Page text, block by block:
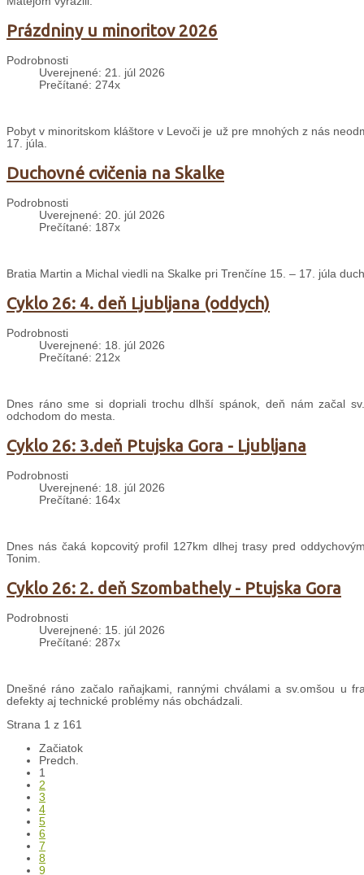
Prázdniny u minoritov 2026
Podrobnosti
Uverejnené: 21. júl 2026
Prečítané: 274x
Pobyt v minoritskom kláštore v Levoči je už pre mnohých z nás
17. júla.
Duchovné cvičenia na Skalke
Podrobnosti
Uverejnené: 20. júl 2026
Prečítané: 187x
Bratia Martin a Michal viedli na Skalke pri Trenčíne 15. – 17. júla
Cyklo 26: 4. deň Ljubljana (oddych)
Podrobnosti
Uverejnené: 18. júl 2026
Prečítané: 212x
Dnes ráno sme si dopriali trochu dlhší spánok, deň nám začal
odchodom do mesta.
Cyklo 26: 3.deň Ptujska Gora - Ljubljana
Podrobnosti
Uverejnené: 18. júl 2026
Prečítané: 164x
Dnes nás čaká kopcovitý profil 127km dlhej trasy pred
Tonim.
Cyklo 26: 2. deň Szombathely - Ptujska Gora
Podrobnosti
Uverejnené: 15. júl 2026
Prečítané: 287x
Dnešné ráno začalo raňajkami, rannými chválami a sv.omšou u
defekty aj technické problémy nás obchádzali.
Strana 1 z 161
Začiatok
Predch.
1
2
3
4
5
6
7
8
9